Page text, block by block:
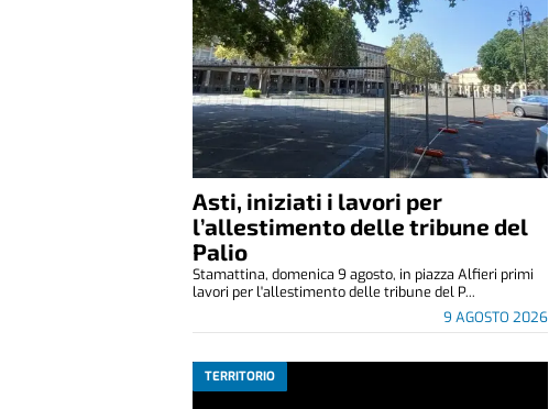
Asti, iniziati i lavori per
l’allestimento delle tribune del
Palio
9 AGOSTO 2026
Stamattina, domenica 9 agosto, in piazza Alfieri primi
lavori per l'allestimento delle tribune del P...
TERRITORIO